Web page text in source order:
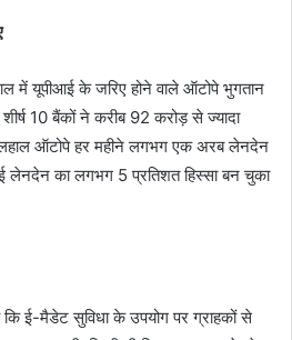
यूपीआई के जरिए होने वाले ऑटोपे भुगतान
10 बैंकों ने करीब 92 करोड़ से ज्यादा
ऑटोपे हर महीने लगभग एक अरब लेनदेन
का लगभग 5 प्रतिशत हिस्सा बन चुका
ई-मैडेट सुविधा के उपयोग पर ग्राहकों से